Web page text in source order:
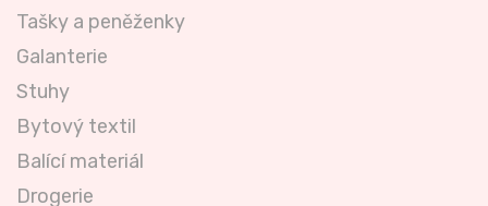
Tašky a peněženky
Galanterie
Stuhy
Bytový textil
Balící materiál
Drogerie